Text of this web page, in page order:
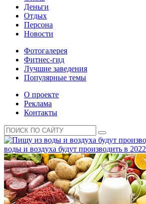
Деньги
Отдых
Персона
Новости
Фотогалерея
Фитнес-гид
Лучшие заведения
Популярные темы
О проекте
Реклама
Контакты
воды и воздуха будут производить в 2022